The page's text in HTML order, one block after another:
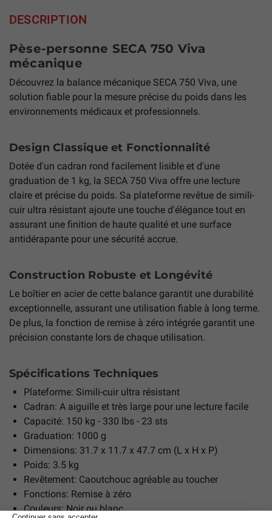
DESCRIPTION
Pèse-personne SECA 750 Viva
mécanique
Découvrez la balance mécanique SECA 750 Viva, une
solution fiable pour la mesure précise du poids dans les
environnements médicaux et professionnels.
Design Classique et Fonctionnalité
Dotée d'un cadran rond facilement lisible et d'une
graduation de 1 kg, la SECA 750 Viva offre une lecture
claire et précise du poids. Sa plateforme revêtue de simili-
cuir ultra résistant ajoute une touche d'élégance tout en
assurant une finition de haute qualité et une surface
antidérapante pour une sécurité accrue.
Construction Robuste et Longévité
Le boîtier en acier de cette balance garantit une durabilité
exceptionnelle, assurant une utilisation fiable à long terme.
De plus, la fonction de remise à zéro intégrée garantit une
précision constante lors de chaque utilisation.
Spécifications Techniques
Plateforme: Simili-cuir ultra résistant
Cadran: A aiguille et très large pour une lecture facile
Capacité: 150 kg - 330 lbs - 23 sts
Graduation: 1000 g
Dimensions: 31.7 x 11.7 x 47.7 cm (L x H x P)
Poids: 3.5 kg
Revêtement: Caoutchouc agréable au toucher
Fonctions: Remise à zéro
Couleurs: Noir ou blanc